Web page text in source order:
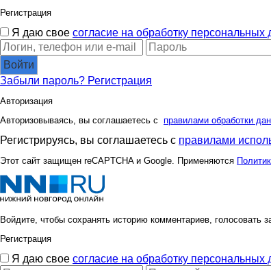
Регистрация
Я даю свое согласие на обработку персональных
Войти
Забыли пароль? Регистрация
Авторизация
Авторизовываясь, вы соглашаетесь с правилами обработки
Регистрируясь, вы соглашаетесь с правилами
Этот сайт защищен reCAPTCHA и Google. Применяются
Войдите, чтобы сохранять историю комментариев, голосовать
Регистрация
Я даю свое согласие на обработку персональных